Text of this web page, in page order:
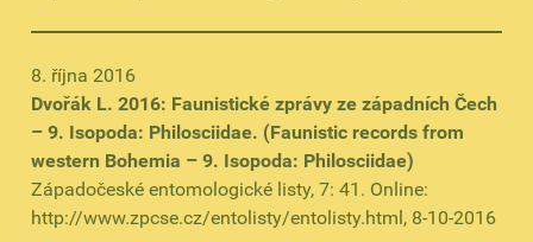
8. října 2016
Dvořák L. 2016: Faunistické zprávy ze západních Čech
– 9. Isopoda: Philosciidae. (Faunistic records from
western Bohemia – 9. Isopoda: Philosciidae)
Západočeské entomologické listy, 7: 41. Online:
http://www.zpcse.cz/entolisty/entolisty.html, 8-10-2016